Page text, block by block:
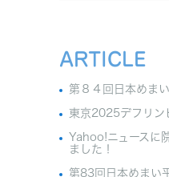
ARTICLE
第８４回日本めま
東京2025デフリン
Yahoo!ニュースに
ました！
第83回日本めまい